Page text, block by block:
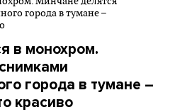
в монохром.
города в тумане –
красиво